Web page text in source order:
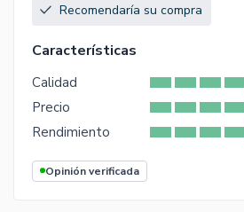
Recomendaría su compra
Características
Calidad
Precio
Rendimiento
Opinión verificada